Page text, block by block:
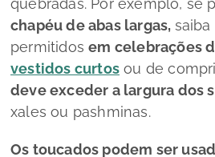
quebradas. Por exemplo, se
chapéu de abas largas,
permitidosem celebrações
vestidos curtos ou de
deve exceder a largura dos
xales ou pashminas.
Os toucados podem ser